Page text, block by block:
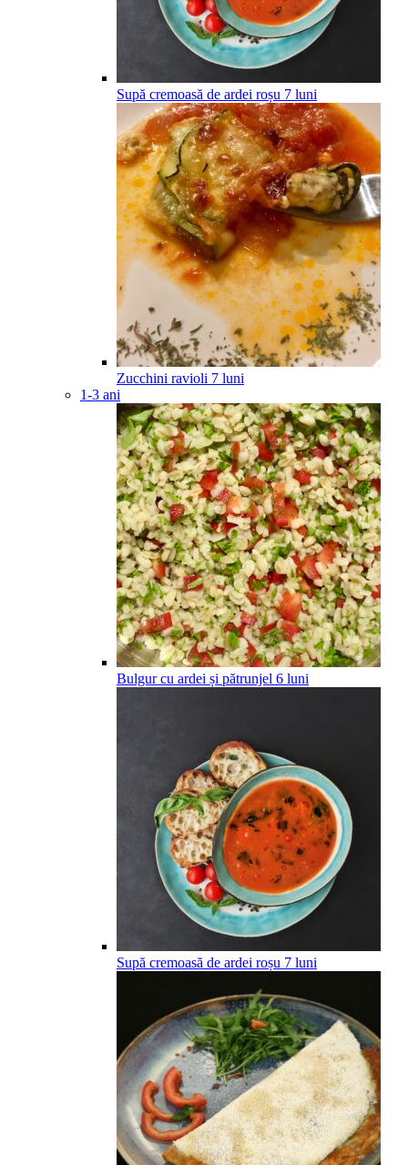
Supă cremoasă de ardei roșu 7 luni
Zucchini ravioli 7 luni
1-3 ani
Bulgur cu ardei și pătrunjel 6 luni
Supă cremoasă de ardei roșu 7 luni